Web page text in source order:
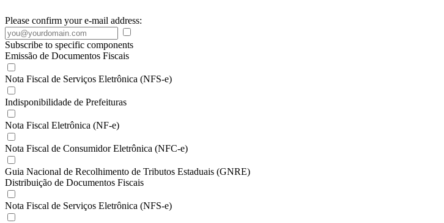
Please confirm your e-mail address:
Subscribe to specific components
Emissão de Documentos Fiscais
Nota Fiscal de Serviços Eletrônica (NFS-e)
Indisponibilidade de Prefeituras
Nota Fiscal Eletrônica (NF-e)
Nota Fiscal de Consumidor Eletrônica (NFC-e)
Guia Nacional de Recolhimento de Tributos Estaduais (GNRE)
Distribuição de Documentos Fiscais
Nota Fiscal de Serviços Eletrônica (NFS-e)